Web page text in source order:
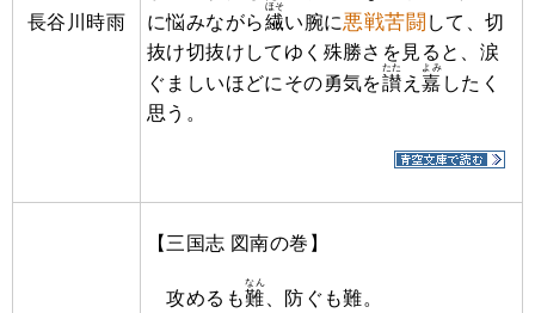
長谷川時雨
に悩みながら繊
ほそ
い腕に悪戦苦闘 して、切
抜け切抜けしてゆく殊勝さを見ると、涙
ぐましいほどにその勇気を讃
たた
え 嘉
よみ
したく
思う。
【三国志 図南の巻】
攻めるも難
なん
、防ぐも難。